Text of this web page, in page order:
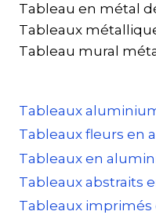
Tableau en métal
Tableaux
Tableau mural
Tableaux
Tableaux fleurs en
Tableaux en
Tableaux abstraits
Tableaux